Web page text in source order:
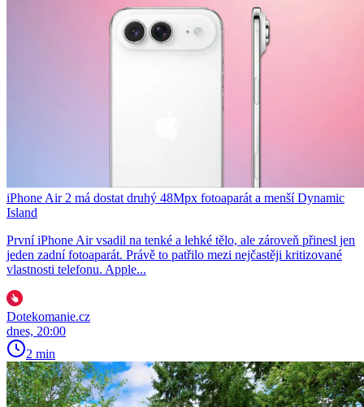
iPhone Air 2 má dostat druhý 48Mpx fotoaparát a menší Dynamic
Island
První iPhone Air vsadil na tenké a lehké tělo, ale zároveň přinesl jen
jeden zadní fotoaparát. Právě to patřilo mezi nejčastěji kritizované
vlastnosti telefonu. Apple...
Dotekomanie.cz
dnes, 20:00
2 min